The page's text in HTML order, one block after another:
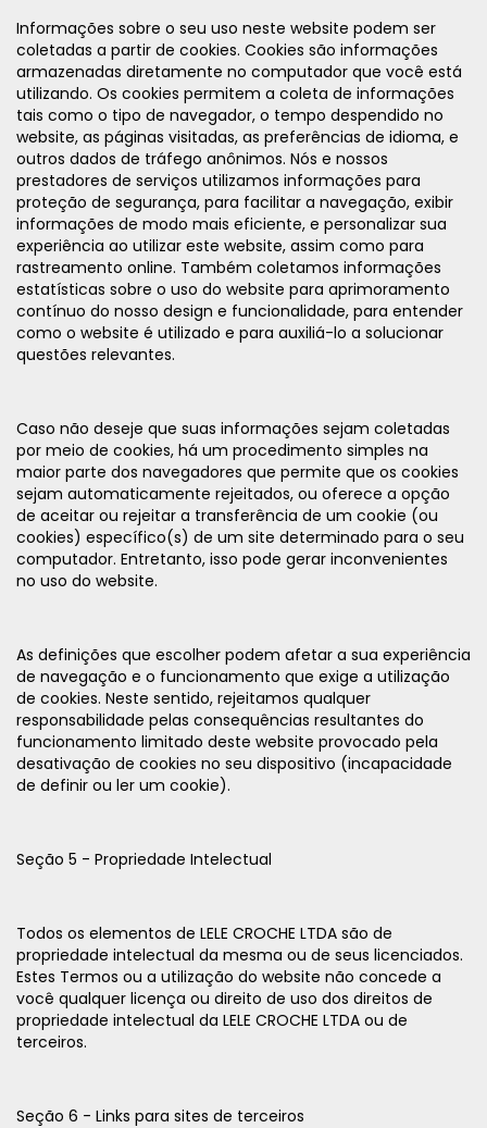
Informações sobre o seu uso neste website podem ser
coletadas a partir de cookies. Cookies são informações
armazenadas diretamente no computador que você está
utilizando. Os cookies permitem a coleta de informações
tais como o tipo de navegador, o tempo despendido no
website, as páginas visitadas, as preferências de idioma, e
outros dados de tráfego anônimos. Nós e nossos
prestadores de serviços utilizamos informações para
proteção de segurança, para facilitar a navegação, exibir
informações de modo mais eficiente, e personalizar sua
experiência ao utilizar este website, assim como para
rastreamento online. Também coletamos informações
estatísticas sobre o uso do website para aprimoramento
contínuo do nosso design e funcionalidade, para entender
como o website é utilizado e para auxiliá-lo a solucionar
questões relevantes.
Caso não deseje que suas informações sejam coletadas
por meio de cookies, há um procedimento simples na
maior parte dos navegadores que permite que os cookies
sejam automaticamente rejeitados, ou oferece a opção
de aceitar ou rejeitar a transferência de um cookie (ou
cookies) específico(s) de um site determinado para o seu
computador. Entretanto, isso pode gerar inconvenientes
no uso do website.
As definições que escolher podem afetar a sua experiência
de navegação e o funcionamento que exige a utilização
de cookies. Neste sentido, rejeitamos qualquer
responsabilidade pelas consequências resultantes do
funcionamento limitado deste website provocado pela
desativação de cookies no seu dispositivo (incapacidade
de definir ou ler um cookie).
Seção 5 - Propriedade Intelectual
Todos os elementos de LELE CROCHE LTDA são de
propriedade intelectual da mesma ou de seus licenciados.
Estes Termos ou a utilização do website não concede a
você qualquer licença ou direito de uso dos direitos de
propriedade intelectual da LELE CROCHE LTDA ou de
terceiros.
Seção 6 - Links para sites de terceiros